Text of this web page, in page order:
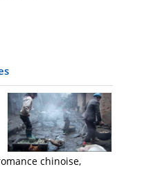
chinoise,